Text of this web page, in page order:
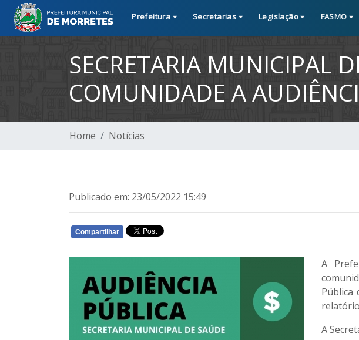
Prefeitura Secretarias Legislação FASMO
SECRETARIA MUNICIPAL
COMUNIDADE A
Home Notícias
Publicado em: 23/05/2022 15:49
Compartilhar
A
Pública
A